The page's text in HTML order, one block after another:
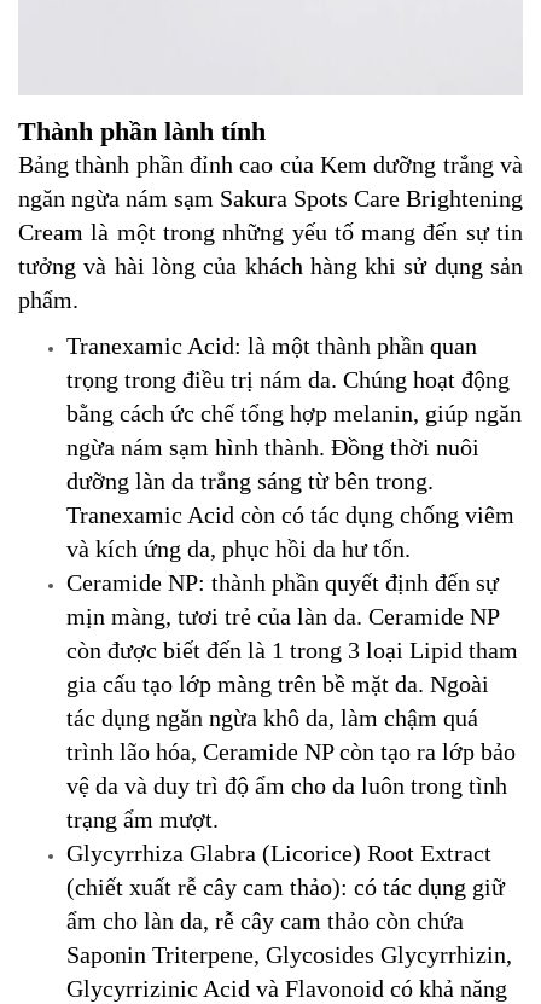
Thành phần lành tính
Bảng thành phần đỉnh cao của Kem dưỡng trắng và
ngăn ngừa nám sạm Sakura Spots Care Brightening
Cream là một trong những yếu tố mang đến sự tin
tưởng và hài lòng của khách hàng khi sử dụng sản
phẩm.
Tranexamic Acid: là một thành phần quan
trọng trong điều trị nám da. Chúng hoạt động
bằng cách ức chế tổng hợp melanin, giúp ngăn
ngừa nám sạm hình thành. Đồng thời nuôi
dưỡng làn da trắng sáng từ bên trong.
Tranexamic Acid còn có tác dụng chống viêm
và kích ứng da, phục hồi da hư tổn.
Ceramide NP: thành phần quyết định đến sự
mịn màng, tươi trẻ của làn da. Ceramide NP
còn được biết đến là 1 trong 3 loại Lipid tham
gia cấu tạo lớp màng trên bề mặt da. Ngoài
tác dụng ngăn ngừa khô da, làm chậm quá
trình lão hóa, Ceramide NP còn tạo ra lớp bảo
vệ da và duy trì độ ẩm cho da luôn trong tình
trạng ẩm mượt.
Glycyrrhiza Glabra (Licorice) Root Extract
(chiết xuất rễ cây cam thảo): có tác dụng giữ
ẩm cho làn da, rễ cây cam thảo còn chứa
Saponin Triterpene, Glycosides Glycyrrhizin,
Glycyrrizinic Acid và Flavonoid có khả năng